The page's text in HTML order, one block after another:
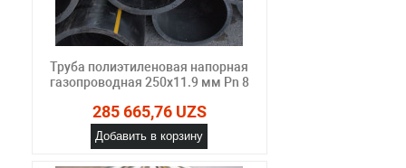
Труба полиэтиленовая напорная
газопроводная 250х11.9 мм Pn 8
285 665,76 UZS
Добавить в корзину